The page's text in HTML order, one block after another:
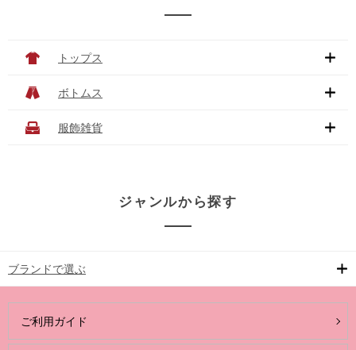
トップス
ボトムス
服飾雑貨
ジャンルから探す
ブランドで選ぶ
ご利用ガイド